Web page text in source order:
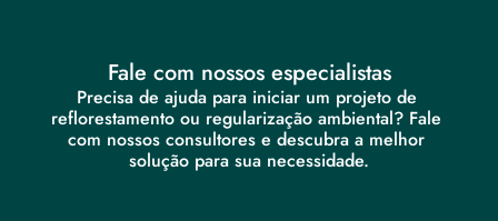
Fale com nossos especialistas
Precisa de ajuda para iniciar um projeto de
reflorestamento ou regularização ambiental? Fale
com nossos consultores e descubra a melhor
solução para sua necessidade.